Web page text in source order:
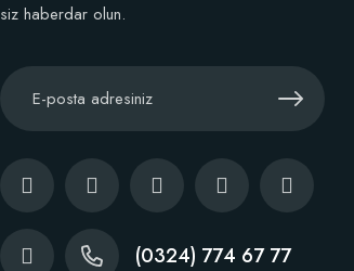
siz haberdar olun.
(0324) 774 67 77